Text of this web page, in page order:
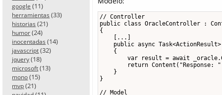
google (11)
herramientas (33)
historias (21)
humor (24)
inocentadas (14)
javascript (32)
jquery (18)
microsoft (13)
mono (15)
mvp (21)
// Controller
public class OracleController :
{
    [...]
public async
    {
var result = await
return Content("Response:
    }
}
// Model